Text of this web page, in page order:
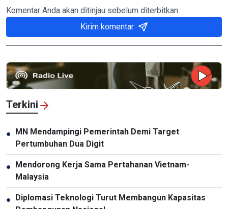
Komentar Anda akan ditinjau sebelum diterbitkan
Kirim komentar
Terkini
●
MN Mendampingi Pemerintah Demi Target
Pertumbuhan Dua Digit
●
Mendorong Kerja Sama Pertahanan Vietnam-
Malaysia
●
Diplomasi Teknologi Turut Membangun Kapasitas